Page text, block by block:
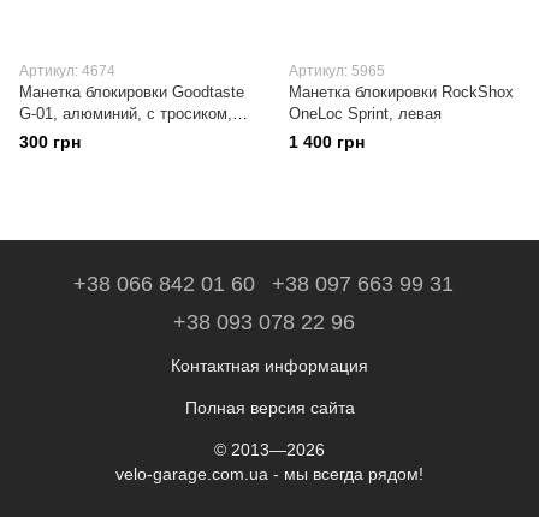
Артикул: 4674
Манетка блокировки Goodtaste
G-01, алюминий, с тросиком,
совместимо с Rock Shox
300 грн
Артикул: 5965
Манетка блокировки RockShox
OneLoc Sprint, левая
1 400 грн
+38 066 842 01 60
+38 097 663 99 31
+38 093 078 22 96
Контактная информация
Полная версия сайта
© 2013—2026
velo-garage.com.ua - мы всегда рядом!